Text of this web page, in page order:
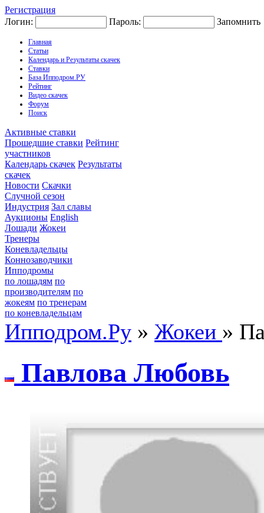
Регистрация
Логин:
Пароль: Запомнить
Главная
Статьи
Календарь и Результаты скачек
Ставки
База Ипподром.РУ
Рейтинг
Видео скачек
Форум
Поиск
Активные ставки
Прошедшие ставки Рейтинг
участников
Календарь скачек Результаты
скачек
Новости Скачки
Случной сезон
Индустрия Зал славы
Аукционы English
Лошади Жокеи
Тренеры
Коневладельцы
Коннозаводчики
Ипподромы
по лошадям по
производителям по
жокеям по тренерам
по коневладельцам
Ипподром.Ру » Жокеи »
Пaвловa Любовь